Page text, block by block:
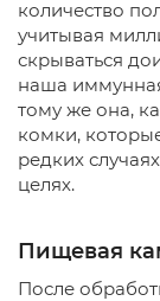
количество
учитывая
скрываться
наша
тому же она,
комки,
редких
целях.
Пищевая
После